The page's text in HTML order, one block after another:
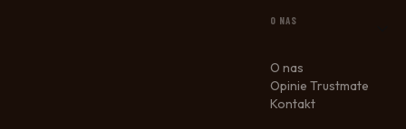
O NAS
O nas
Opinie Trustmate
Kontakt